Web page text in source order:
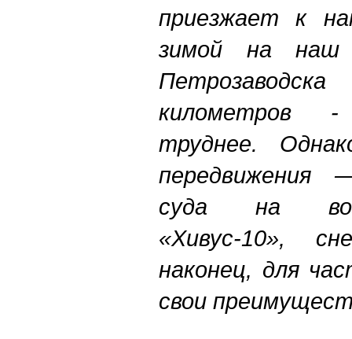
приезжает к
зимой на
километров
труднее.
передвижения
суда на
«Хивус-10»,
наконец, для
свои